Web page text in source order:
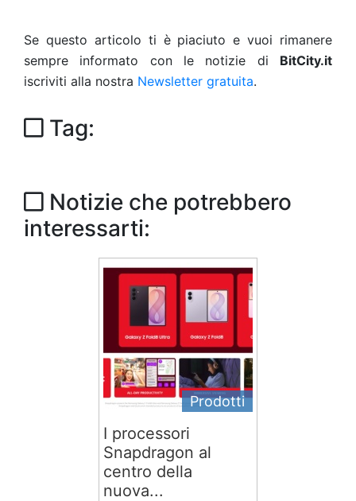
Se questo articolo ti è piaciuto e vuoi rimanere
sempre informato con le notizie di BitCity.it
iscriviti alla nostra Newsletter gratuita.
Tag:
Notizie che potrebbero
interessarti:
Prodotti
I processori
Snapdragon al
centro della
nuova...